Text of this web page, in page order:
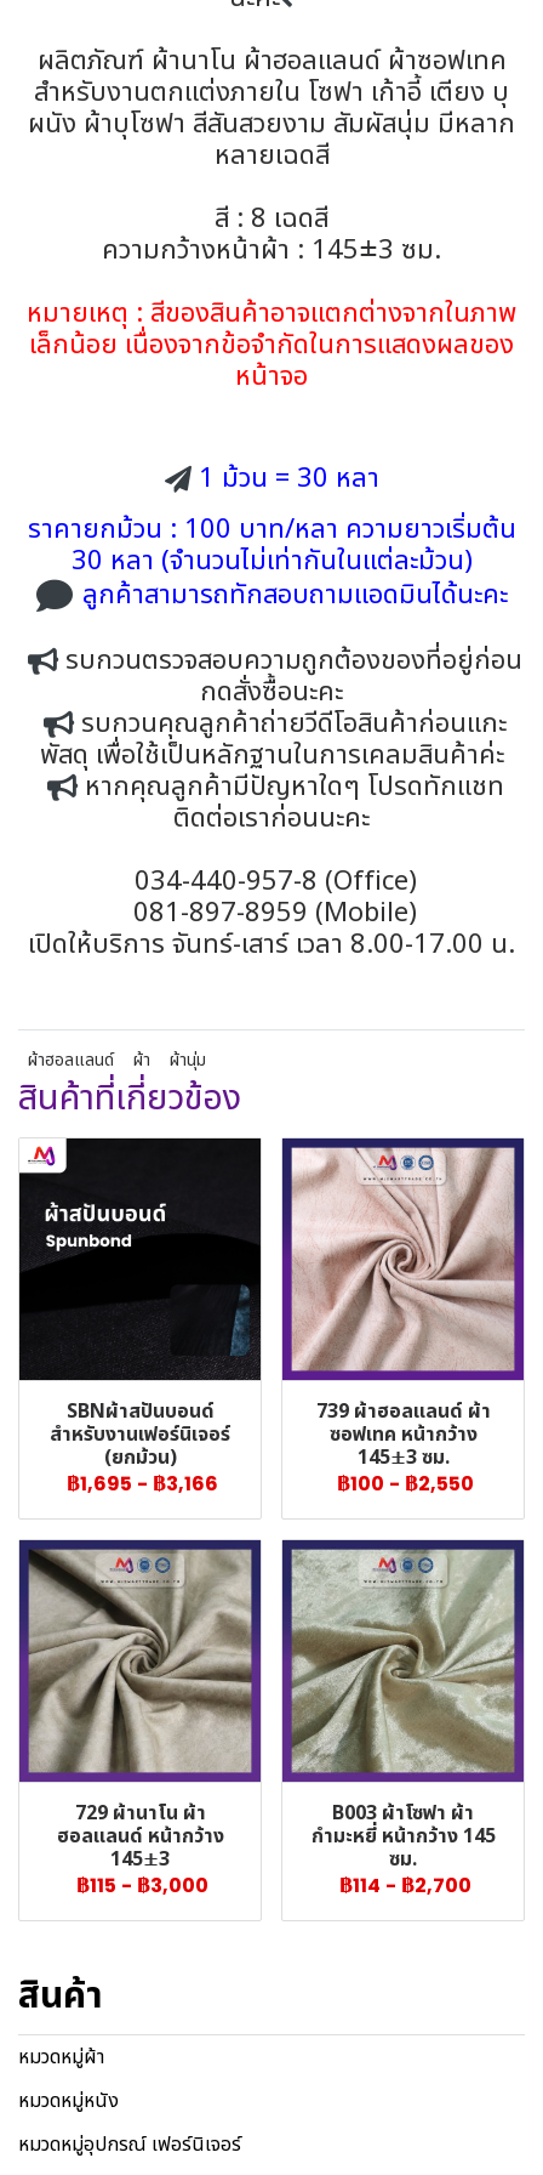
ผลิตภัณฑ์ ผ้านาโน ผ้าฮอลแลนด์ ผ้าซอฟเทค
สำหรับงานตกแต่งภายใน โซฟา เก้าอี้ เตียง บุ
ผนัง ผ้าบุโซฟา สีสันสวยงาม สัมผัสนุ่ม มีหลาก
หลายเฉดสี
สี : 8 เฉดสี
ความกว้างหน้าผ้า : 145±3 ซม.
หมายเหตุ : สีของสินค้าอาจแตกต่างจากในภาพ
เล็กน้อย เนื่องจากข้อจำกัดในการแสดงผลของ
หน้าจอ
1 ม้วน = 30 หลา
ราคายกม้วน : 100 บาท/หลา ความยาวเริ่มต้น
30 หลา (จำนวนไม่เท่ากันในแต่ละม้วน)
ลูกค้าสามารถทักสอบถามแอดมินได้นะคะ
รบกวนตรวจสอบความถูกต้องของที่อยู่ก่อน
กดสั่งซื้อนะคะ
รบกวนคุณลูกค้าถ่ายวีดีโอสินค้าก่อนแกะ
พัสดุ เพื่อใช้เป็นหลักฐานในการเคลมสินค้าค่ะ
หากคุณลูกค้ามีปัญหาใดๆ โปรดทักแชท
ติดต่อเราก่อนนะคะ
034-440-957-8 (Office)
081-897-8959 (Mobile)
เปิดให้บริการ จันทร์-เสาร์ เวลา 8.00-17.00 น.
ผ้าฮอลแลนด์ ผ้า ผ้านุ่ม
สินค้าที่เกี่ยวข้อง
SBNผ้าสปันบอนด์
สำหรับงานเฟอร์นิเจอร์
(ยกม้วน)
฿1,695 - ฿3,166
739 ผ้าฮอลแลนด์ ผ้า
ซอฟเทค หน้ากว้าง
145±3 ซม.
฿100 - ฿2,550
729 ผ้านาโน ผ้า
ฮอลแลนด์ หน้ากว้าง
145±3
฿115 - ฿3,000
B003 ผ้าโซฟา ผ้า
กำมะหยี่ หน้ากว้าง 145
ซม.
฿114 - ฿2,700
สินค้า
หมวดหมู่ผ้า
หมวดหมู่หนัง
หมวดหมู่อุปกรณ์ เฟอร์นิเจอร์